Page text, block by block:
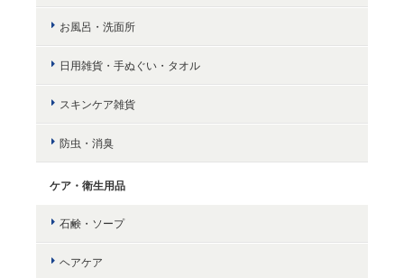
お風呂・洗面所
日用雑貨・手ぬぐい・タオル
スキンケア雑貨
防虫・消臭
ケア・衛生用品
石鹸・ソープ
ヘアケア